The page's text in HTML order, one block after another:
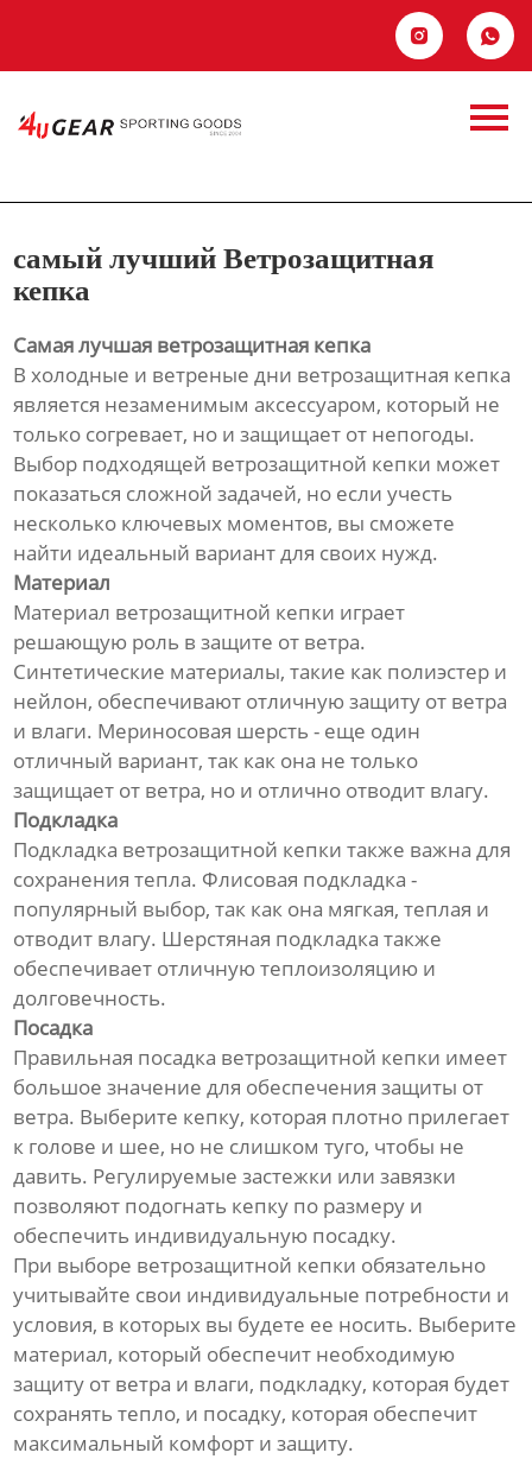
 
Контакты
самый лучший
Ветрозащитная
кепка
самый лучший Ветрозащитная
кепка
Самая лучшая ветрозащитная кепка
В холодные и ветреные дни ветрозащитная кепка
является незаменимым аксессуаром, который не
только согревает, но и защищает от непогоды.
Выбор подходящей ветрозащитной кепки может
показаться сложной задачей, но если учесть
несколько ключевых моментов, вы сможете
найти идеальный вариант для своих нужд.
Материал
Материал ветрозащитной кепки играет
решающую роль в защите от ветра.
Синтетические материалы, такие как полиэстер и
нейлон, обеспечивают отличную защиту от ветра
и влаги. Мериносовая шерсть - еще один
отличный вариант, так как она не только
защищает от ветра, но и отлично отводит влагу.
Подкладка
Подкладка ветрозащитной кепки также важна для
сохранения тепла. Флисовая подкладка -
популярный выбор, так как она мягкая, теплая и
отводит влагу. Шерстяная подкладка также
обеспечивает отличную теплоизоляцию и
долговечность.
Посадка
Правильная посадка ветрозащитной кепки имеет
большое значение для обеспечения защиты от
ветра. Выберите кепку, которая плотно прилегает
к голове и шее, но не слишком туго, чтобы не
давить. Регулируемые застежки или завязки
позволяют подогнать кепку по размеру и
обеспечить индивидуальную посадку.
При выборе ветрозащитной кепки обязательно
учитывайте свои индивидуальные потребности и
условия, в которых вы будете ее носить. Выберите
материал, который обеспечит необходимую
защиту от ветра и влаги, подкладку, которая будет
сохранять тепло, и посадку, которая обеспечит
максимальный комфорт и защиту.